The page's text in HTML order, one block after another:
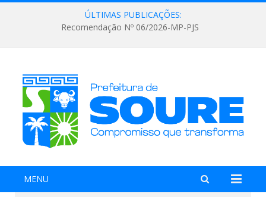
ÚLTIMAS PUBLICAÇÕES:
Recomendação Nº 06/2026-MP-PJS
MENU